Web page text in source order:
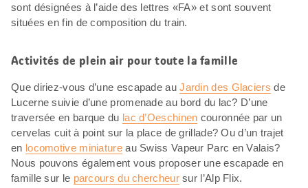
sont désignées à l’aide des lettres «FA» et sont souvent
situées en fin de composition du train.
Activités de plein air pour toute la famille
Que diriez-vous d’une escapade auJardin des Glaciers de
Lucerne suivie d’une promenade au bord du lac? D’une
traversée en barque du lac d’Oeschinen couronnée par un
cervelas cuit à point sur la place de grillade? Ou d’un trajet
en locomotive miniatureau Swiss Vapeur Parc en Valais?
Nous pouvons également vous proposer une escapade en
famille sur le parcours du chercheursur l’Alp Flix.